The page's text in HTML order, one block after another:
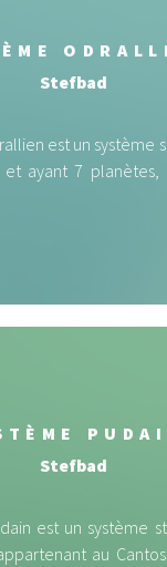
Stefbad
est un système
ayant 7 planètes,
Stefbad
est un système
au